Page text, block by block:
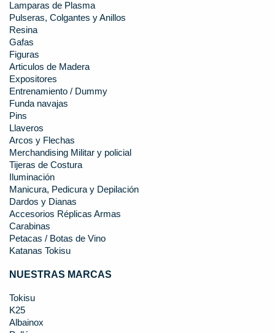
Lamparas de Plasma
Pulseras, Colgantes y Anillos
Resina
Gafas
Figuras
Articulos de Madera
Expositores
Entrenamiento / Dummy
Funda navajas
Pins
Llaveros
Arcos y Flechas
Merchandising Militar y policial
Tijeras de Costura
Iluminación
Manicura, Pedicura y Depilación
Dardos y Dianas
Accesorios Réplicas Armas
Carabinas
Petacas / Botas de Vino
Katanas Tokisu
NUESTRAS MARCAS
Tokisu
K25
Albainox